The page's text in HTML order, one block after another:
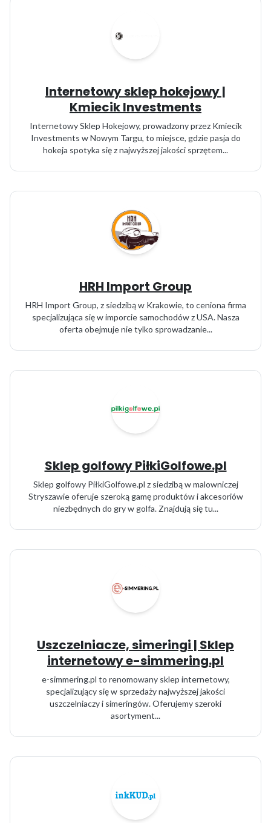
Internetowy sklep hokejowy |
Kmiecik Investments
Internetowy Sklep Hokejowy, prowadzony przez Kmiecik
Investments w Nowym Targu, to miejsce, gdzie pasja do
hokeja spotyka się z najwyższej jakości sprzętem...
HRH Import Group
HRH Import Group, z siedzibą w Krakowie, to ceniona firma
specjalizująca się w imporcie samochodów z USA. Nasza
oferta obejmuje nie tylko sprowadzanie...
Sklep golfowy PiłkiGolfowe.pl
Sklep golfowy PiłkiGolfowe.pl z siedzibą w malowniczej
Stryszawie oferuje szeroką gamę produktów i akcesoriów
niezbędnych do gry w golfa. Znajdują się tu...
Uszczelniacze, simeringi | Sklep
internetowy e-simmering.pl
e-simmering.pl to renomowany sklep internetowy,
specjalizujący się w sprzedaży najwyższej jakości
uszczelniaczy i simeringów. Oferujemy szeroki
asortyment...